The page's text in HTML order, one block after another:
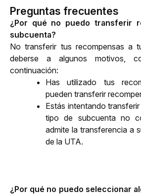
Preguntas frecuentes
¿Por qué no puedo transferir
subcuenta?
No transferir tus recompensas a
deberse a algunos motivos,
continuación:
Has utilizado tus
pueden transferir
Estás intentando
tipo de subcuenta no
admite la transferencia a
de la UTA.
¿Por qué no puedo seleccionar